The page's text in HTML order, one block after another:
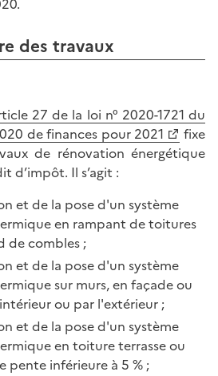
des travaux
27 de la loi n° 2020-1721 du
de finances pour 2021
fixe
de rénovation énergétique
d’impôt. Il s’agit :
et de la pose d'un système
en rampant de toitures
de combles ;
et de la pose d'un système
sur murs, en façade ou
ou par l'extérieur ;
et de la pose d'un système
en toiture terrasse ou
pente inférieure à 5 % ;